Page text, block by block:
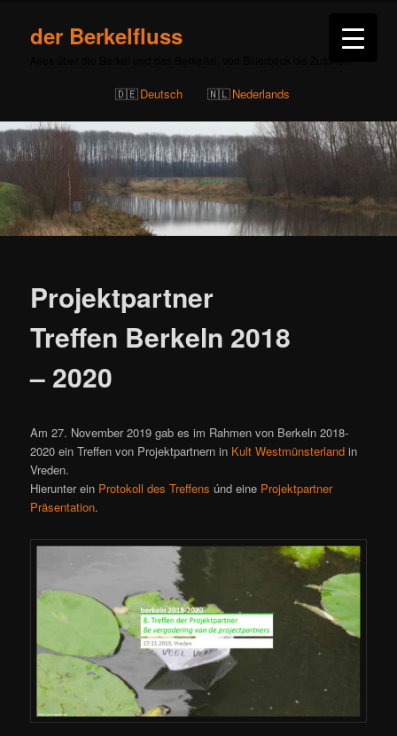
der Berkelfluss
Deutsch Nederlands
Projektpartner
Treffen Berkeln 2018
– 2020
Am 27. November 2019 gab es im Rahmen von Berkeln 2018-
2020 ein Treffen von Projektpartnern in Kult Westmünsterland in
Vreden.
Hierunter ein Protokoll des Treffens únd eine Projektpartner
Präsentation.